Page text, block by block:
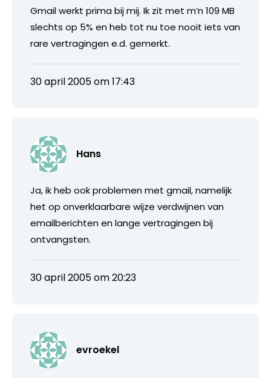
Gmail werkt prima bij mij. Ik zit met m’n 109 MB
slechts op 5% en heb tot nu toe nooit iets van
rare vertragingen e.d. gemerkt.
30 april 2005 om 17:43
Hans
Ja, ik heb ook problemen met gmail, namelijk
het op onverklaarbare wijze verdwijnen van
emailberichten en lange vertragingen bij
ontvangsten.
30 april 2005 om 20:23
evroekel